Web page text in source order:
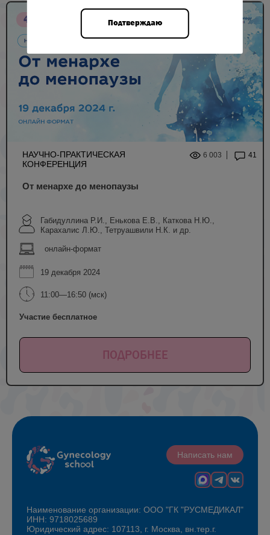
4 НМО
НАУЧНО-ПРАКТИЧЕСКАЯ
КОНФЕРЕНЦИЯ
6 003 41
От менархе до менопаузы
Габидуллина Р.И., Енькова Е.В., Каткова Н.Ю.,
Карахалис Л.Ю., Тетруашвили Н.К. и др.
онлайн-формат
19 декабря 2024
11:00—16:50 (мск)
Участие бесплатное
ПОДРОБНЕЕ
Написать нам
Наименование организации: ООО "ГК "РУСМЕДИКАЛ"
ИНН: 9718025689
Юридический адрес: 107113, г. Москва, вн.тер.г.
Подтверждаю